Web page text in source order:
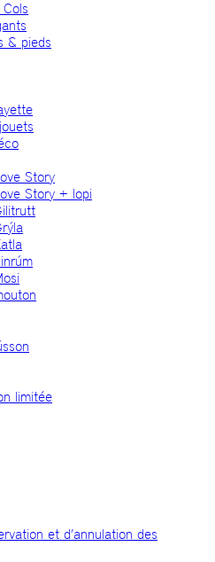
& pieds
Story
Story + lopi
limitée
et d’annulation des